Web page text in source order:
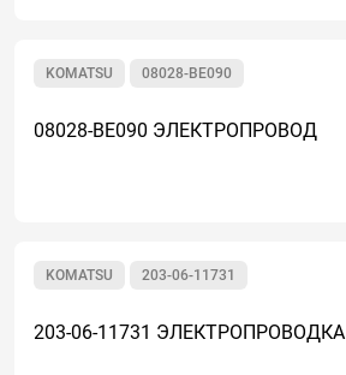
08028-BE090
KOMATSU
08028-BE090 ЭЛЕКТРОПРОВОД
203-06-11731
KOMATSU
203-06-11731 ЭЛЕКТРОПРОВОДКА